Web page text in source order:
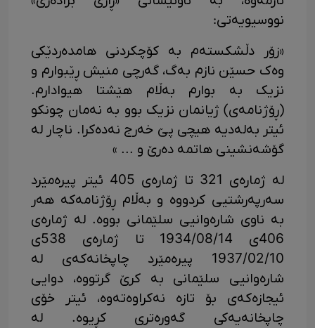
نووسیویەتی:
«زۆر دڵشکستەم بە کۆچکردنی هامدەردێکی
وەک حسێن نازم بەگ، گەرچی منیش ڕێبوارم و
نزیک بە بوارم بەڵام هێشتا هیوادارم.
(ڕۆژنامەی) ژیانمان نزیک بوو بە نەمان چونکو
ئیتر بەلەدیە هیچی پێ خەرج نەدەکرا. ناچار لە
گۆشەنشینی هاتمە دەرێ و ... »
لە ژمارەی 321 تا ژمارەی 405 ئیتر پیرەمێرد
سەرپەرشتیی کردووە و بەڵام ڕۆژنامەکە هەر
بە ناوی شارەوانیی سلێمانی بووە. لە ژمارەی
406ی 1934/08/14 تا ژمارەی 538ی
1937/02/10 پیرەمێرد چاپخانەکەی لە
شارەوانیی سلێمانی بە کرێ گرتووە، دوایی
ئیجازەکەی بۆ تازە نەکراوەتەوە، ئیتر خۆی
چاپخانەیەکی گەورەتری کڕیوە. لە